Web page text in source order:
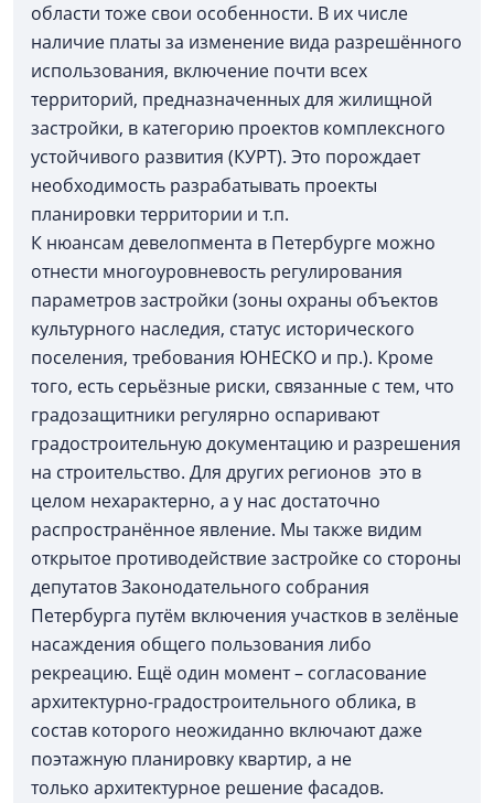
области тоже свои особенности. В их числе
наличие платы за изменение вида разрешённого
использования, включение почти всех
территорий, предназначенных для жилищной
застройки, в категорию проектов комплексного
устойчивого развития (КУРТ). Это порождает
необходимость разрабатывать проекты
планировки территории и т.п.
К нюансам девелопмента в Петербурге можно
отнести многоуровневость регулирования
параметров застройки (зоны охраны объектов
культурного наследия, статус исторического
поселения, требования ЮНЕСКО и пр.). Кроме
того, есть серьёзные риски, связанные с тем, что
градозащитники регулярно оспаривают
градостроительную документацию и разрешения
на строительство. Для других регионов это в
целом нехарактерно, а у нас достаточно
распространённое явление. Мы также видим
открытое противодействие застройке со стороны
депутатов Законодательного собрания
Петербурга путём включения участков в зелёные
насаждения общего пользования либо
рекреацию. Ещё один момент – согласование
архитектурно-градостроительного облика, в
состав которого неожиданно включают даже
поэтажную планировку квартир, а не
только архитектурное решение фасадов.